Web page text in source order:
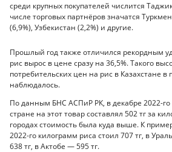
среди крупных покупателей числится
числе торговых партнёров значатся
(6,9%), Узбекистан (2,2%) и другие.
Прошлый год также отличился рекордным
рис вырос в цене сразу на 36,5%. Такого
потребительских цен на рис в Казахстане в
наблюдалось.
По данным БНС АСПиР РК, в декабре 2022-
стране на этот товар составлял 502 тг за
городах стоимость была куда выше. К
2022-го килограмм риса стоил 707 тг, в
638 тг, в Актобе — 595 тг.